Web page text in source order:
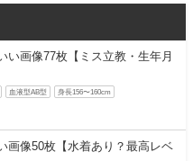
い画像77枚【ミス立教・生年月
血液型AB型 身長156〜160cm
画像50枚【水着あり？最高レベ